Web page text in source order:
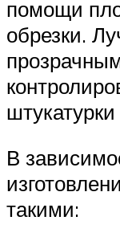
помощи
обрезки.
В
такими: